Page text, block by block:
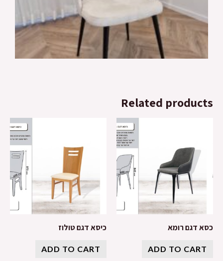
Related products
כסא דגם רומא
ADD TO CART
כיסא דגם טולוז
ADD TO CART